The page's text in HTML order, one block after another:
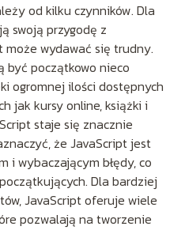
od kilku czynników. Dla
swoją przygodę z
może wydawać się trudny.
być początkowo nieco
ogromnej ilości dostępnych
jak kursy online, książki i
staje się znacznie
że JavaScript jest
i wybaczającym błędy, co
Dla bardziej
JavaScript oferuje wiele
pozwalają na tworzenie